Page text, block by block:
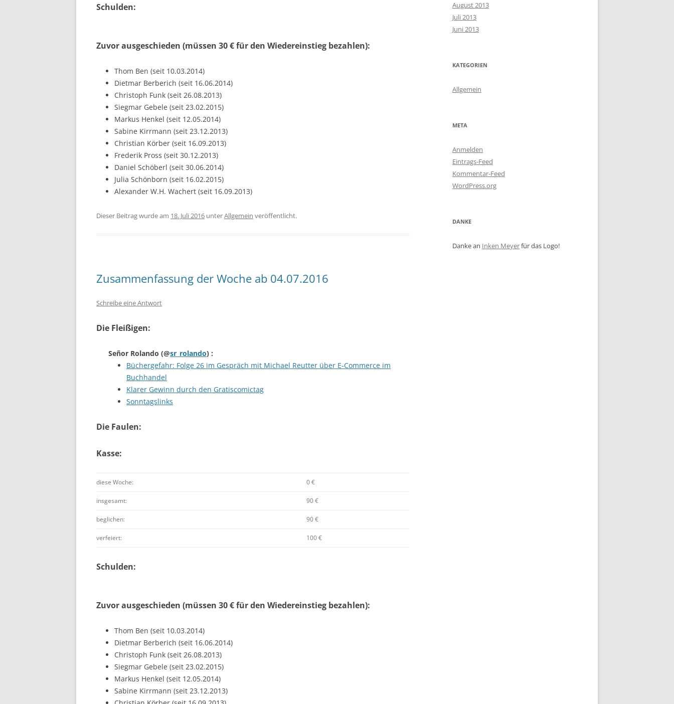
Schulden:
Zuvor ausgeschieden (müssen 30 € für den Wiedereinstieg bezahlen):
Thom Ben (seit 10.03.2014)
Dietmar Berberich (seit 16.06.2014)
Christoph Funk (seit 26.08.2013)
Siegmar Gebele (seit 23.02.2015)
Markus Henkel (seit 12.05.2014)
Sabine Kirrmann (seit 23.12.2013)
Christian Körber (seit 16.09.2013)
Frederik Pross (seit 30.12.2013)
Daniel Schöberl (seit 30.06.2014)
Julia Schönborn (seit 16.02.2015)
Alexander W.H. Wachert (seit 16.09.2013)
Dieser Beitrag wurde am 18. Juli 2016 unterAllgemein veröffentlicht.
Zusammenfassung der Woche ab 04.07.2016
Schreibe eine Antwort
Die Fleißigen:
Señor Rolando (@sr_rolando) :
Büchergefahr: Folge 26 im Gespräch mit Michael Reutter über E-Commerce im
Buchhandel
Klarer Gewinn durch den Gratiscomictag
Sonntagslinks
Die Faulen:
Kasse:
diese Woche: 0 €
insgesamt: 90 €
beglichen: 90 €
verfeiert: 100 €
Schulden:
Zuvor ausgeschieden (müssen 30 € für den Wiedereinstieg bezahlen):
Thom Ben (seit 10.03.2014)
Dietmar Berberich (seit 16.06.2014)
Christoph Funk (seit 26.08.2013)
Siegmar Gebele (seit 23.02.2015)
Markus Henkel (seit 12.05.2014)
Sabine Kirrmann (seit 23.12.2013)
August 2013
Juli 2013
Juni 2013
KATEGORIEN
Allgemein
META
Anmelden
Eintrags-Feed
Kommentar-Feed
WordPress.org
DANKE
Danke an Inken Meyerfür das Logo!